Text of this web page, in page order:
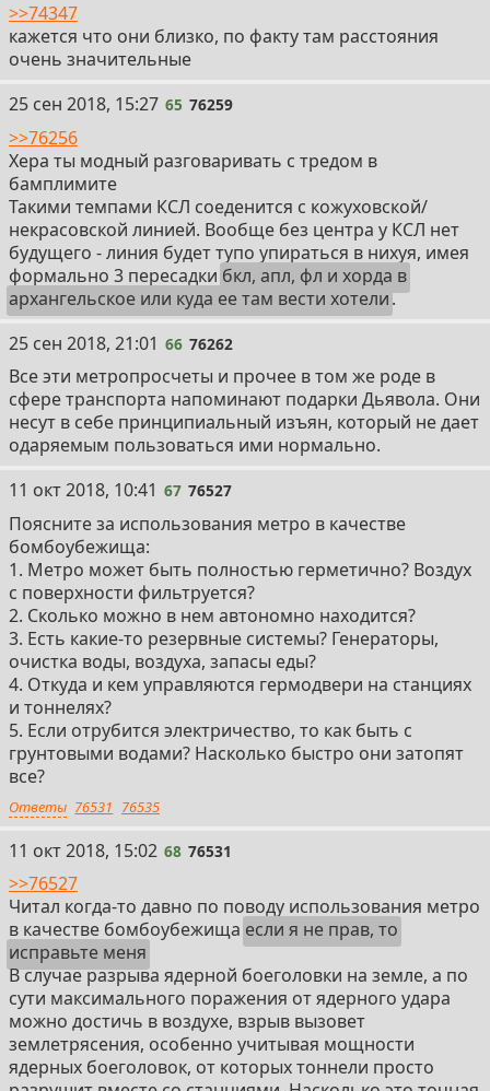
>>74347
кажется что они близко, по факту там расстояния
очень значительные
65
25 сен 2018, 15:27 65 76259
>>76256
Хера ты модный разговаривать с тредом в
бамплимите
Такими темпами КСЛ соеденится с кожуховской/
некрасовской линией. Вообще без центра у КСЛ нет
будущего - линия будет тупо упираться в нихуя, имея
формально 3 пересадки бкл, апл, фл и хорда в
архангельское или куда ее там вести хотели.
66
25 сен 2018, 21:01 66 76262
Все эти метропросчеты и прочее в том же роде в
сфере транспорта напоминают подарки Дьявола. Они
несут в себе принципиальный изъян, который не дает
одаряемым пользоваться ими нормально.
67
11 окт 2018, 10:41 67 76527
Поясните за использования метро в качестве
бомбоубежища:
1. Метро может быть полностью герметично? Воздух
с поверхности фильтруется?
2. Сколько можно в нем автономно находится?
3. Есть какие-то резервные системы? Генераторы,
очистка воды, воздуха, запасы еды?
4. Откуда и кем управляются гермодвери на станциях
и тоннелях?
5. Если отрубится электричество, то как быть с
грунтовыми водами? Насколько быстро они затопят
все?
Ответы 76531 76535
68
11 окт 2018, 15:02 68 76531
>>76527
Читал когда-то давно по поводу использования метро
в качестве бомбоубежища если я не прав, то
исправьте меня
В случае разрыва ядерной боеголовки на земле, а по
сути максимального поражения от ядерного удара
можно достичь в воздухе, взрыв вызовет
землетрясения, особенно учитывая мощности
ядерных боеголовок, от которых тоннели просто